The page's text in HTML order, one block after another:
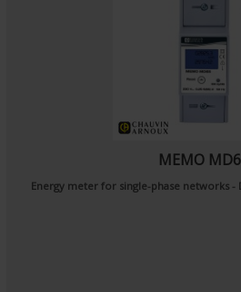
MEMO
Energy meter for single-phase networks